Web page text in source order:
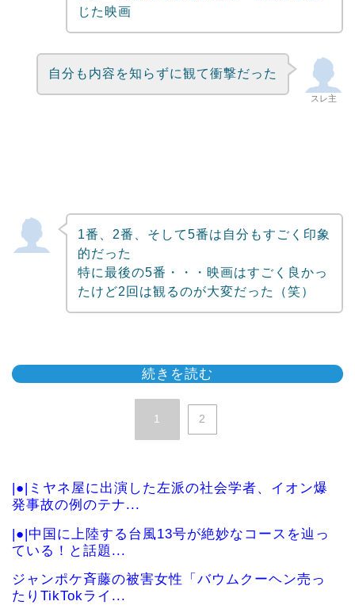
じた映画
スレ主
自分も内容を知らずに観て衝撃だった
1番、2番、そして5番は自分もすごく印象
的だった
特に最後の5番・・・映画はすごく良かっ
たけど2回は観るのが大変だった（笑）
続きを読む
1 2
|●|ミヤネ屋に出演した左派の社会学者、イオン爆
発事故の例のテナ...
|●|中国に上陸する台風13号が絶妙なコースを辿っ
ている！と話題...
ジャンポケ斉藤の被害女性「バウムクーヘン売っ
たりTikTokライ...